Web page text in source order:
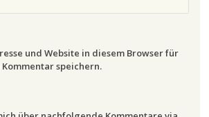
und Website in diesem Browser für
speichern.